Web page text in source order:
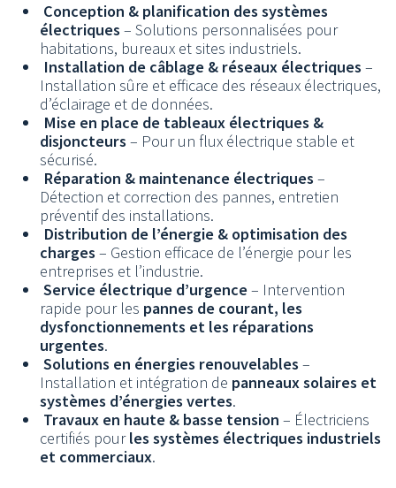
Conception & planification des systèmes
électriques – Solutions personnalisées pour
habitations, bureaux et sites industriels.
Installation de câblage & réseaux électriques –
Installation sûre et efficace des réseaux électriques,
d’éclairage et de données.
Mise en place de tableaux électriques &
disjoncteurs – Pour un flux électrique stable et
sécurisé.
Réparation & maintenance électriques –
Détection et correction des pannes, entretien
préventif des installations.
Distribution de l’énergie & optimisation des
charges – Gestion efficace de l’énergie pour les
entreprises et l’industrie.
Service électrique d’urgence– Intervention
rapide pour les pannes de courant, les
dysfonctionnements et les réparations
urgentes.
Solutions en énergies renouvelables –
Installation et intégration de panneaux solaires et
systèmes d’énergies vertes.
Travaux en haute & basse tension – Électriciens
certifiés pourles systèmes électriques industriels
et commerciaux.